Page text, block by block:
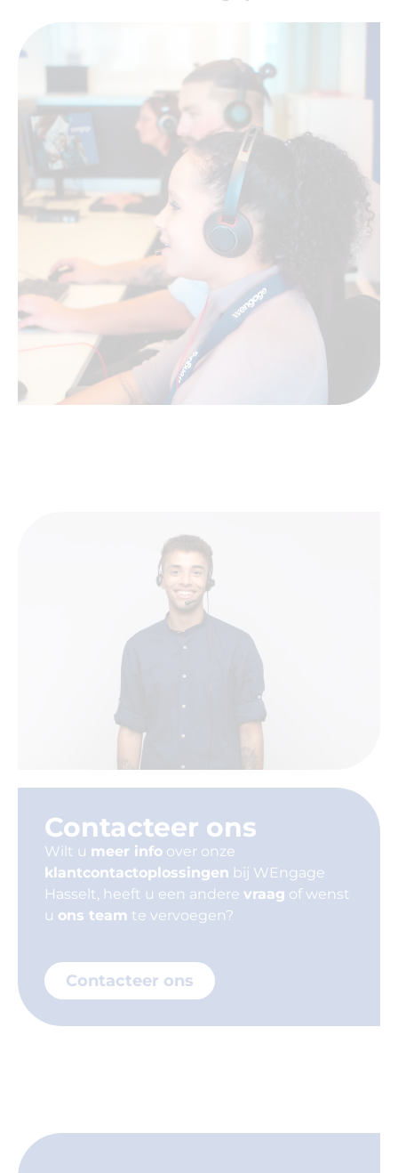
Contacteer ons
Wilt u meer info over onze
klantcontactoplossingen bij WEngage
Hasselt, heeft u een andere vraag of wenst
u ons team te vervoegen?
Contacteer ons